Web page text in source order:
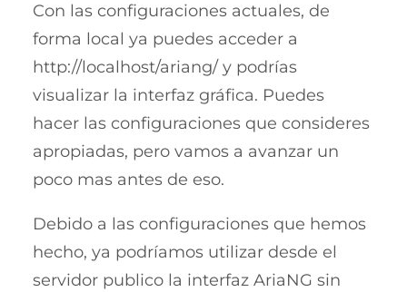
Con las configuraciones actuales, de
forma local ya puedes acceder a
http://localhost/ariang/ y podrías
visualizar la interfaz gráfica. Puedes
hacer las configuraciones que consideres
apropiadas, pero vamos a avanzar un
poco mas antes de eso.
Debido a las configuraciones que hemos
hecho, ya podríamos utilizar desde el
servidor publico la interfaz AriaNG sin